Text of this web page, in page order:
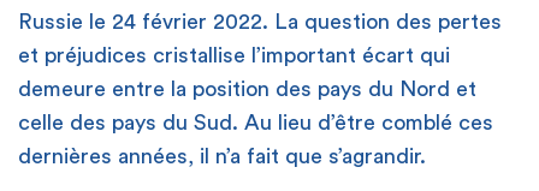
Russie le 24 février 2022. La question des pertes
et préjudices cristallise l’important écart qui
demeure entre la position des pays du Nord et
celle des pays du Sud. Au lieu d’être comblé ces
dernières années, il n’a fait que s’agrandir.